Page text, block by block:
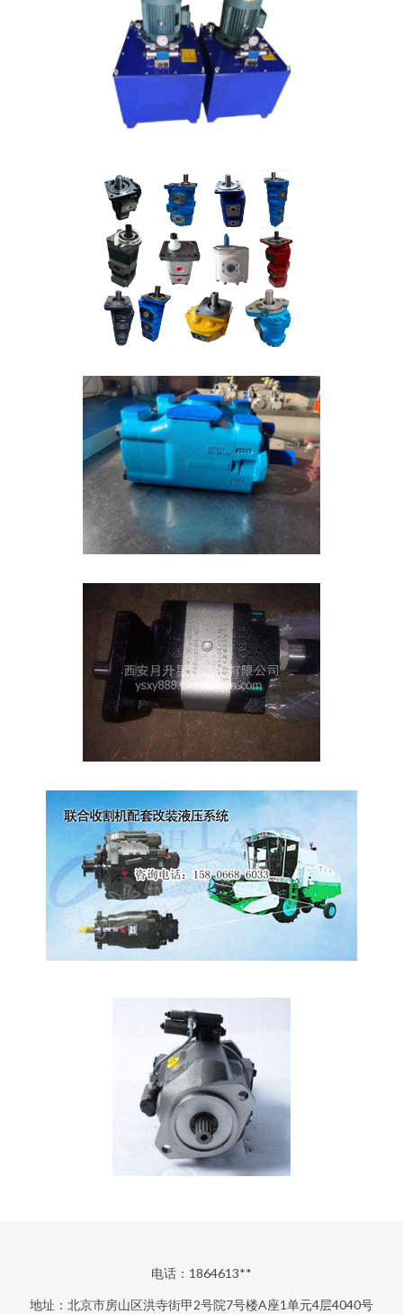
电话：1864613**
地址：北京市房山区洪寺街甲2号院7号楼A座1单元4层4040号